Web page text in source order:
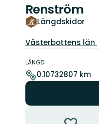
Renström
Längdskidor
Län:
Västerbottens län
om
leden
LÄNGD
0.10732807 km